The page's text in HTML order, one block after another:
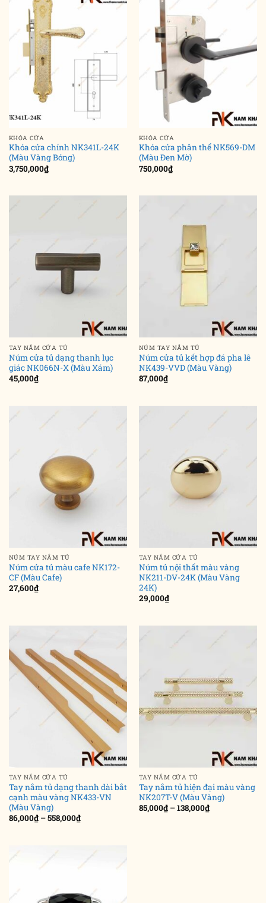
KHÓA CỬA
Khóa cửa chính NK341L-24K
(Màu Vàng Bóng)
3,750,000₫
KHÓA CỬA
Khóa cửa phân thể NK569-DM
(Màu Đen Mờ)
750,000₫
TAY NẮM CỬA TỦ
Núm cửa tủ dạng thanh lục
giác NK066N-X (Màu Xám)
45,000₫
NÚM TAY NẮM TỦ
Núm cửa tủ kết hợp đá pha lê
NK439-VVD (Màu Vàng)
87,000₫
NÚM TAY NẮM TỦ
Núm cửa tủ màu cafe NK172-
CF (Màu Cafe)
27,600₫
TAY NẮM CỬA TỦ
Núm tủ nội thất màu vàng
NK211-DV-24K (Màu Vàng
24K)
29,000₫
TAY NẮM CỬA TỦ
Tay nắm tủ dạng thanh dài bắt
cạnh màu vàng NK433-VN
(Màu Vàng)
86,000₫ –558,000₫Khoảng
giá:
558,000₫
TAY NẮM CỬA TỦ
Tay nắm tủ hiện đại màu vàng
NK207T-V (Màu Vàng)
85,000₫ –138,000₫Khoảng
giá: